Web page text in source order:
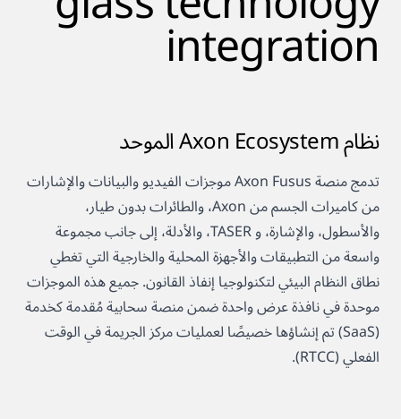
integration
نظام Axon Ecosystem الموحد
تدمج منصة Axon Fusus موجزات الفيديو والبيانات والإشارات
من كاميرات الجسم من Axon، والطائرات بدون طيار،
والأسطول، والإشارة، و TASER، والأدلة، إلى جانب مجموعة
واسعة من التطبيقات والأجهزة المحلية والخارجية التي تغطي
نطاق النظام البيئي لتكنولوجيا إنفاذ القانون. جميع هذه الموجزات
موحدة في نافذة عرض واحدة ضمن منصة سحابية مُقدمة كخدمة
(SaaS) تم إنشاؤها خصيصًا لعمليات مركز الجريمة في الوقت
الفعلي (RTCC).